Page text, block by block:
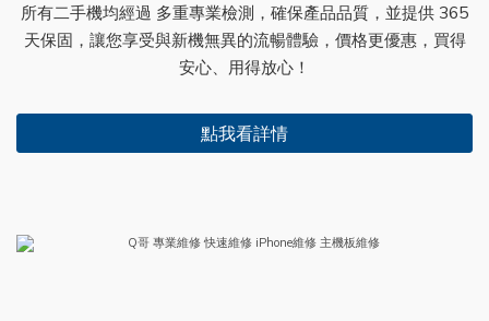
所有二手機均經過 多重專業檢測，確保產品品質，並提供 365
天保固，讓您享受與新機無異的流暢體驗，價格更優惠，買得
安心、用得放心！
點我看詳情